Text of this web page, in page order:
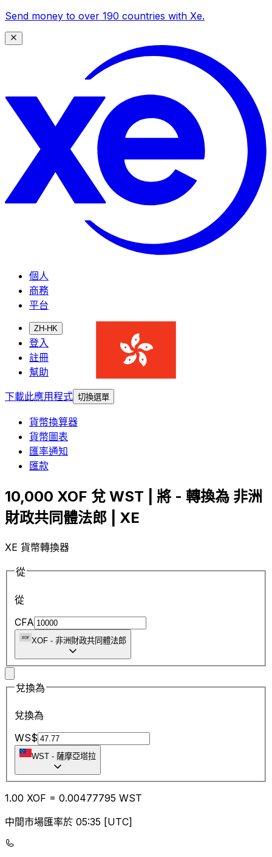
Send money to over 190 countries with Xe.
個人
商務
平台
ZH-HK
登入
註冊
幫助
下載此應用程式 切換選單
貨幣換算器
貨幣圖表
匯率通知
匯款
10,000 XOF 兌 WST | 將 - 轉換為 非洲
財政共同體法郎 | XE
XE 貨幣轉換器
從
從
CFA
XOF - 非洲財政共同體法郎
兌換為
兌換為
WS$
WST - 薩摩亞塔拉
1.00 XOF = 0.00477795 WST
中間市場匯率於 05:35 [UTC]